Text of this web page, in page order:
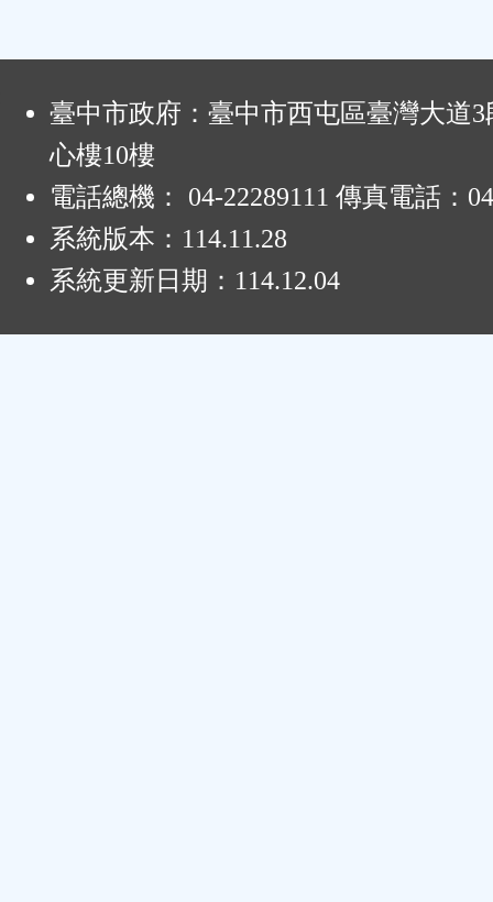
臺中市政府：臺中市西屯區臺灣大道3
心樓10樓
電話總機： 04-22289111 傳真電話：
系統版本： 114.11.28
系統更新日期： 114.12.04